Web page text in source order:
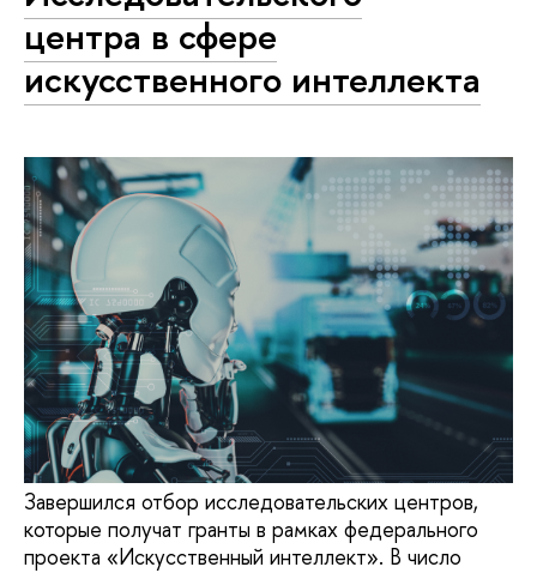
центра в сфере
искусственного интеллекта
Завершился отбор исследовательских центров,
которые получат гранты в рамках федерального
проекта «Искусственный интеллект». В число